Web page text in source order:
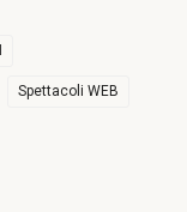
Spettacoli WEB